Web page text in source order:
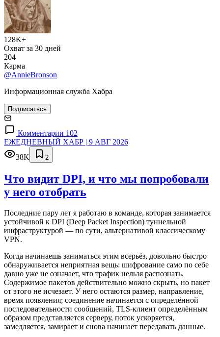
128K+
Охват за 30 дней
204
Карма
@AnnieBronson
Информационная служба Хабра
Подписаться
Комментарии 102
ЕЖЕДНЕВНЫЙ ХАБР | 9 АВГ 2026
38K
2
Что видит DPI, и что мы попробовали
у него отобрать
Последние пару лет я работаю в команде, которая занимается
устойчивой к DPI (Deep Packet Inspection) туннельной
инфраструктурой — по сути, альтернативой классическому
VPN.
Когда начинаешь заниматься этим всерьёз, довольно быстро
обнаруживается неприятная вещь: шифрование само по себе
давно уже не означает, что трафик нельзя распознать.
Содержимое пакетов действительно можно скрыть, но пакет
от этого не исчезает. У него остаются размер, направление,
время появления; соединение начинается с определённой
последовательности сообщений, TLS-клиент определённым
образом представляется серверу, поток ускоряется,
замедляется, замирает и снова начинает передавать данные.